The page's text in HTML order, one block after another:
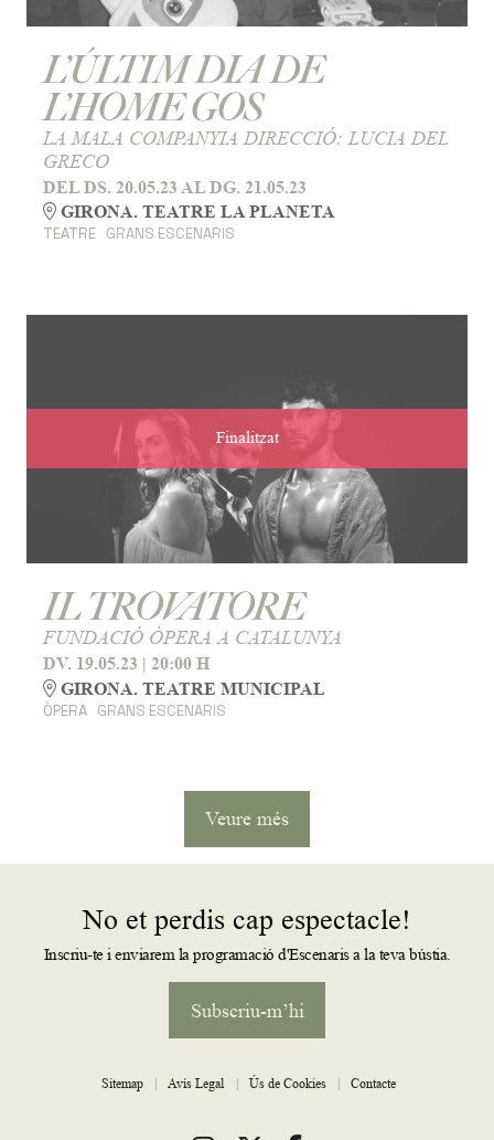
L’ÚLTIM DIA DE
L’HOME GOS
LA MALA COMPANYIA DIRECCIÓ: LUCIA DEL
GRECO
DEL DS. 20.05.23 AL DG. 21.05.23
GIRONA. TEATRE LA PLANETA
TEATRE GRANS ESCENARIS
Finalitzat
IL TROVATORE
FUNDACIÓ ÒPERA A CATALUNYA
DV. 19.05.23 | 20:00 H
GIRONA. TEATRE MUNICIPAL
ÒPERA GRANS ESCENARIS
Veure més
No et perdis cap espectacle!
Inscriu-te i enviarem la programació d'Escenaris a la teva bústia.
Subscriu-m’hi
Sitemap | Avís Legal | Ús de Cookies | Contacte